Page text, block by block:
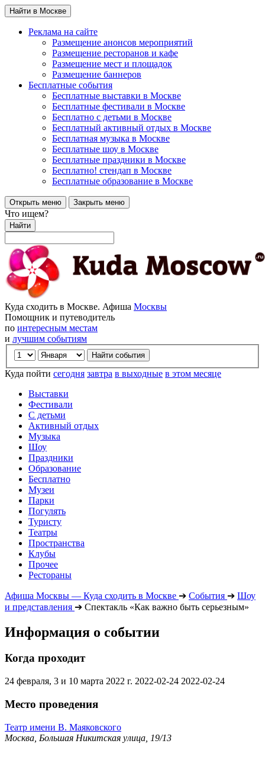
Найти в Москве
Реклама на сайте
Размещение анонсов мероприятий
Размещение ресторанов и кафе
Размещение мест и площадок
Размещение баннеров
Бесплатные события
Бесплатные выставки в Москве
Бесплатные фестивали в Москве
Бесплатно с детьми в Москве
Бесплатный активный отдых в Москве
Бесплатная музыка в Москве
Бесплатные шоу в Москве
Бесплатные праздники в Москве
Бесплатно! стендап в Москве
Бесплатные образование в Москве
Открыть меню Закрыть меню
Что ищем?
Найти
Куда сходить в Москве. Афиша Москвы
Помощник и путеводитель
по интересным местам
и лучшим событиям
Куда пойти сегодня завтра в выходные в этом месяце
Выставки
Фестивали
С детьми
Активный отдых
Музыка
Шоу
Праздники
Образование
Бесплатно
Музеи
Парки
Погулять
Туристу
Театры
Пространства
Клубы
Прочее
Рестораны
Афиша Москвы — Куда сходить в Москве ➔ События ➔ Шоу
и представления ➔ Спектакль «Как важно быть серьезным»
Информация о событии
Когда проходит
24 февраля, 3 и 10 марта 2022 г. 2022-02-24 2022-02-24
Место проведения
Театр имени В. Маяковского
Москва, Большая Никитская улица, 19/13